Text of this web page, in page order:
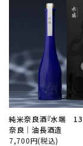
純米奈良酒『水端
奈良│油長酒造
7,700円(税込)